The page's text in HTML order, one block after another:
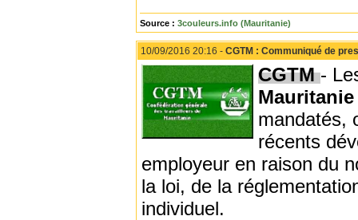
Source : 3couleurs.info (Mauritanie)
10/09/2016 20:16 - CGTM : Communiqué de
CGTM-
mandatés,
récents
employeur en raison du
la loi, de la
individuel.